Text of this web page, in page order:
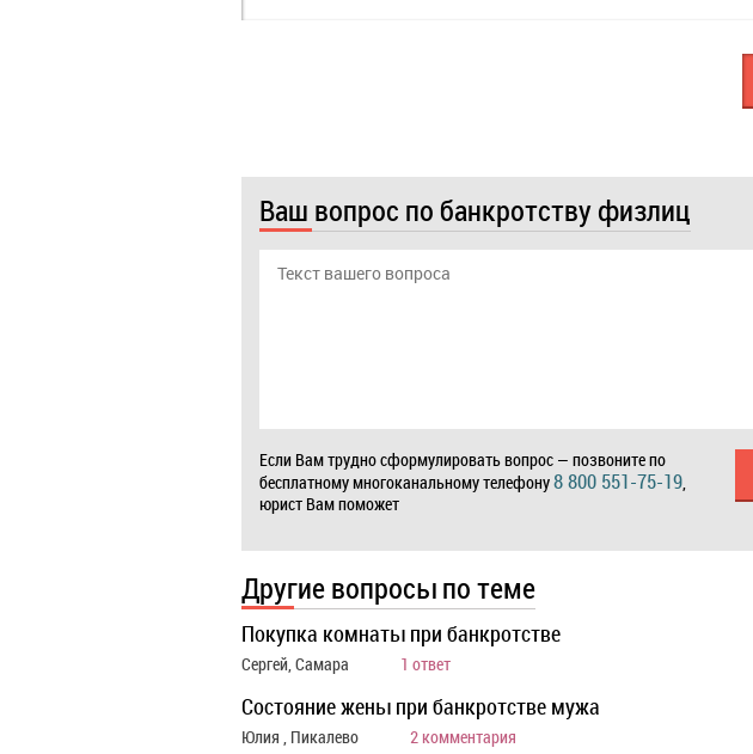
Ваш вопрос по банкротству физлиц
Если Вам трудно сформулировать вопрос — позвоните по
бесплатному многоканальному телефону8 800 551-75-19,
юрист Вам поможет
Другие вопросы по теме
Покупка комнаты при банкротстве
Сергей, Самара 1 ответ
Состояние жены при банкротстве мужа
Юлия , Пикалево 2 комментария